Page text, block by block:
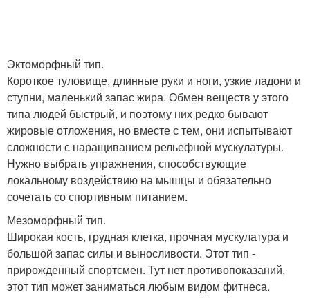
Эктоморфный тип.
Короткое туловище, длинные руки и ноги, узкие ладони и
ступни, маленький запас жира. Обмен веществ у этого
типа людей быстрый, и поэтому них редко бывают
жировые отложения, но вместе с тем, они испытывают
сложности с наращиванием рельефной мускулатуры.
Нужно выбрать упражнения, способствующие
локальному воздействию на мышцы и обязательно
сочетать со спортивным питанием.
Мезоморфный тип.
Широкая кость, грудная клетка, прочная мускулатура и
большой запас силы и выносливости. Этот тип -
прирожденный спортсмен. Тут нет противопоказаний,
этот тип может заниматься любым видом фитнеса.